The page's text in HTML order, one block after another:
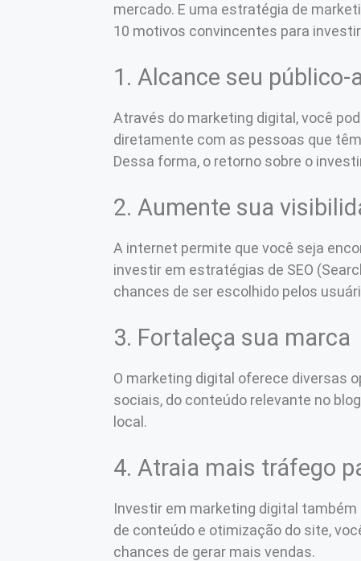
mercado. E uma estratégia de
10 motivos convincentes para
1. Alcance seu público-
Através do marketing digital, você
diretamente com as pessoas que
Dessa forma, o retorno sobre o
2. Aumente sua
A internet permite que você seja
investir em estratégias de SEO
chances de ser escolhido pelos
3. Fortaleça sua marca
O marketing digital oferece diversas
sociais, do conteúdo relevante no
local.
4. Atraia mais tráfego
Investir em marketing digital
de conteúdo e otimização do site,
chances de gerar mais vendas.